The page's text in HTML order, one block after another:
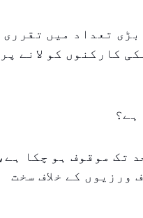
تعداد میں تقرری
کارکنوں کو لانے پر
ہے؟
تک موقوف ہو چکا ہے،
ورزیوں کے خلاف سخت